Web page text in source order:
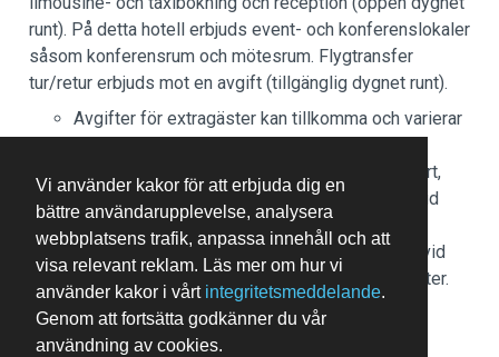
Vi använder kakor för att erbjuda dig en
bättre användarupplevelse, analysera
webbplatsens trafik, anpassa innehåll och att
visa relevant reklam. Läs mer om hur vi
använder kakor i vårt integritetsmeddelande.
Genom att fortsätta godkänner du vår
användning av cookies.
runt). På detta hotell erbjuds event- och konferenslokaler
såsom konferensrum och mötesrum. Flygtransfer
tur/retur erbjuds mot en avgift (tillgänglig dygnet runt).
Avgifter för extragäster kan tillkomma och varierar
Statligt utfärdad fotolegitimation och kreditkort,
bankkort eller kontantdeposition kan krävas vid
incheckning för oförutsedda utgifter.
Särskilda önskemål erbjuds i mån av tillgång vid
incheckning och kan medföra ytterligare avgifter.
Särskilda önskemål kan inte garanteras.
Boendet accepterar kreditkort, bankkort och